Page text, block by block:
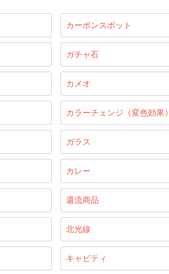
カーボンスポット
ガチャ石
カメオ
カラーチェンジ（変色効果）
ガラス
カレー
還流商品
北光線
キャビティ